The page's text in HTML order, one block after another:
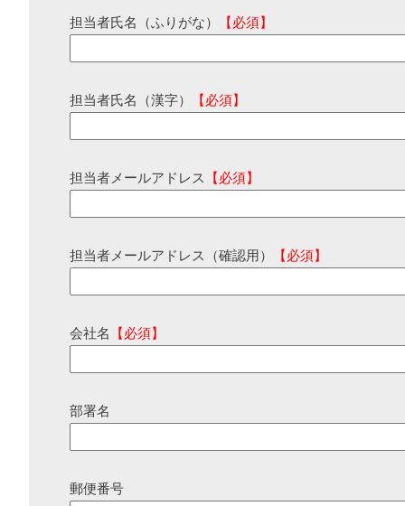
担当者氏名（ふりがな） 【必須】
担当者氏名（漢字） 【必須】
担当者メールアドレス 【必須】
担当者メールアドレス（確認用） 【必須】
会社名 【必須】
部署名
郵便番号